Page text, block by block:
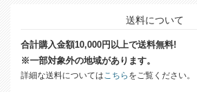
送料について
合計購入金額10,000円以上で送料無料!
※一部対象外の地域があります。
詳細な送料についてはこちら をご覧ください。